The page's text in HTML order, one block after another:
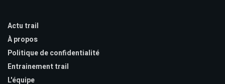
Actu trail
À propos
Politique de confidentialité
Entrainement trail
L'équipe